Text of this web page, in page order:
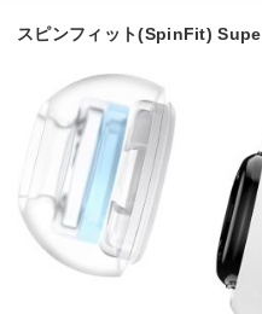
スピンフィット(SpinFit)